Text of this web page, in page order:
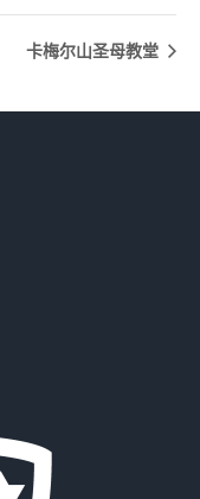
卡梅尔山圣母教堂